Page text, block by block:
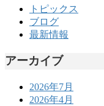
トピックス
ブログ
最新情報
アーカイブ
2026年7月
2026年4月